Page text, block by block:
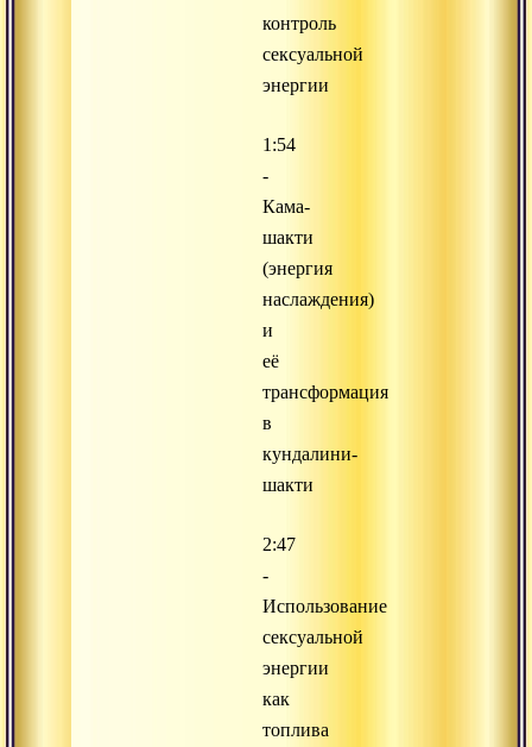
контроль
сексуальной
энергии
1:54
-
Кама-
шакти
(энергия
наслаждения)
и
её
трансформация
в
кундалини-
шакти
2:47
-
Использование
сексуальной
энергии
как
топлива